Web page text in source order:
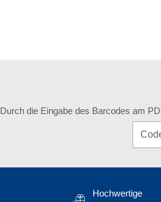
Durch die Eingabe des Barcodes am
Hochwertige